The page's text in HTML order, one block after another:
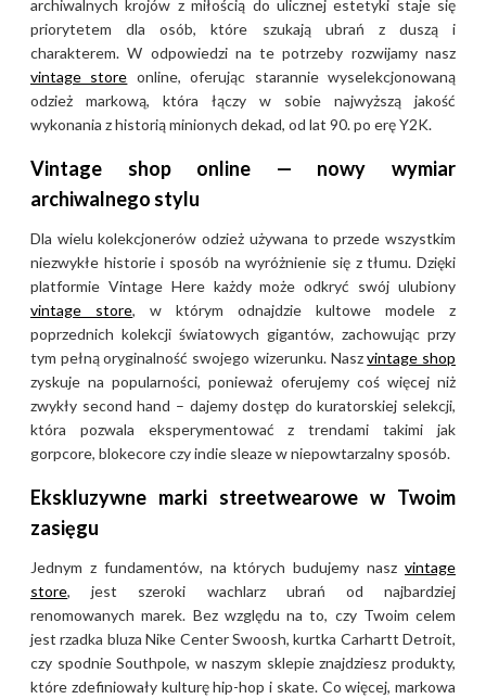
archiwalnych krojów z miłością do ulicznej estetyki staje się
priorytetem dla osób, które szukają ubrań z duszą i
charakterem. W odpowiedzi na te potrzeby rozwijamy nasz
vintage store online, oferując starannie wyselekcjonowaną
odzież markową, która łączy w sobie najwyższą jakość
wykonania z historią minionych dekad, od lat 90. po erę Y2K.
Vintage shop online — nowy wymiar
archiwalnego stylu
Dla wielu kolekcjonerów odzież używana to przede wszystkim
niezwykłe historie i sposób na wyróżnienie się z tłumu. Dzięki
platformie Vintage Here każdy może odkryć swój ulubiony
vintage store, w którym odnajdzie kultowe modele z
poprzednich kolekcji światowych gigantów, zachowując przy
tym pełną oryginalność swojego wizerunku. Naszvintage shop
zyskuje na popularności, ponieważ oferujemy coś więcej niż
zwykły second hand – dajemy dostęp do kuratorskiej selekcji,
która pozwala eksperymentować z trendami takimi jak
gorpcore, blokecore czy indie sleaze w niepowtarzalny sposób.
Ekskluzywne marki streetwearowe w Twoim
zasięgu
Jednym z fundamentów, na których budujemy nasz vintage
store, jest szeroki wachlarz ubrań od najbardziej
renomowanych marek. Bez względu na to, czy Twoim celem
jest rzadka bluza Nike Center Swoosh, kurtka Carhartt Detroit,
czy spodnie Southpole, w naszym sklepie znajdziesz produkty,
które zdefiniowały kulturę hip-hop i skate. Co więcej, markowa